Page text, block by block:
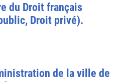
du Droit français
Droit privé).
de la ville de